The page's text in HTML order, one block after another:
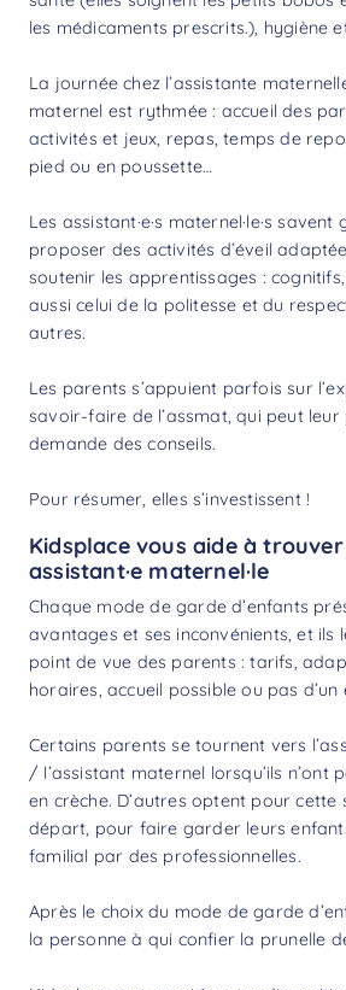
les médicaments prescrits.), hygiène
La journée chez l’assistante
maternel est rythmée : accueil des
activités et jeux, repas, temps de
pied ou en poussette…
Les assistant·e·s maternel·le·s
proposer des activités d’éveil
soutenir les apprentissages :
aussi celui de la politesse et du
autres.
Les parents s’appuient parfois sur
savoir-faire de l’assmat, qui peut
demande des conseils.
Pour résumer, elles s’investissent !
Kidsplace vous aide à trouver
assistant·e maternel·le
Chaque mode de garde d’enfants
avantages et ses inconvénients, et ils
point de vue des parents : tarifs,
horaires, accueil possible ou pas
Certains parents se tournent vers
/ l’assistant maternel lorsqu’ils n’ont
en crèche. D’autres optent pour cette
départ, pour faire garder leurs
familial par des professionnelles.
Après le choix du mode de garde
la personne à qui confier la prunelle